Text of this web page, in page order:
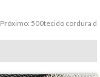
Próximo: 500tecido cordura d